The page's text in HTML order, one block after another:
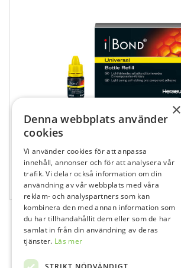
682174
iBond Universal Kit Flaska
1x4 ml
×
Denna webbplats använder
cookies
Vi använder cookies för att anpassa
innehåll, annonser och för att analysera vår
trafik. Vi delar också information om din
användning av vår webbplats med våra
reklam- och analyspartners som kan
kombinera den med annan information som
du har tillhandahållit dem eller som de har
samlat in från din användning av deras
tjänster. Läs mer